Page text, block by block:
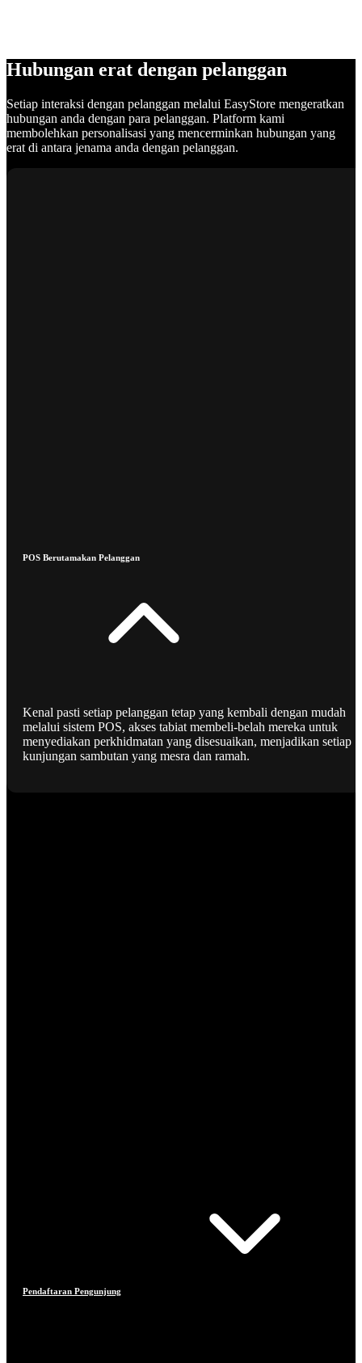
Hubungan erat dengan pelanggan
Setiap interaksi dengan pelanggan melalui EasyStore mengeratkan
hubungan anda dengan para pelanggan. Platform kami
membolehkan personalisasi yang mencerminkan hubungan yang
erat di antara jenama anda dengan pelanggan.
POS Berutamakan Pelanggan
Kenal pasti setiap pelanggan tetap yang kembali dengan mudah
melalui sistem POS, akses tabiat membeli-belah mereka untuk
menyediakan perkhidmatan yang disesuaikan, menjadikan setiap
kunjungan sambutan yang mesra dan ramah.
Pendaftaran Pengunjung